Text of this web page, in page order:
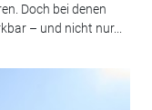
Doch bei denen
– und nicht nur...